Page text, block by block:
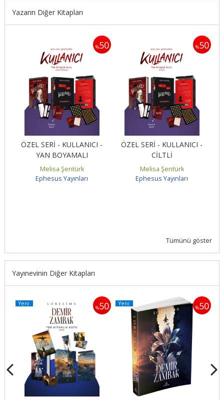
Yazarın Diğer Kitapları
%50
ÖZEL SERİ - KULLANICI -
YAN BOYAMALI
Melisa Şentürk
Ephesus Yayınları
%50
ÖZEL SERİ - KULLANICI -
CİLTLİ
Melisa Şentürk
Ephesus Yayınları
Tümünü göster
Yayınevinin Diğer Kitapları
%50
Yeni
%50
Yeni